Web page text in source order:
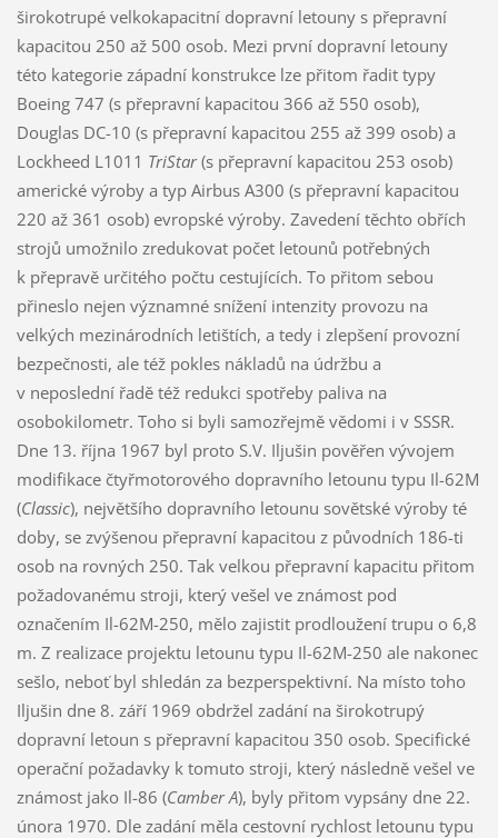
širokotrupé velkokapacitní dopravní letouny s přepravní
kapacitou 250 až 500 osob. Mezi první dopravní letouny
této kategorie západní konstrukce lze přitom řadit typy
Boeing 747 (s přepravní kapacitou 366 až 550 osob),
Douglas DC-10 (s přepravní kapacitou 255 až 399 osob) a
Lockheed L1011 TriStar(s přepravní kapacitou 253 osob)
americké výroby a typ Airbus A300 (s přepravní kapacitou
220 až 361 osob) evropské výroby. Zavedení těchto obřích
strojů umožnilo zredukovat počet letounů potřebných
k přepravě určitého počtu cestujících. To přitom sebou
přineslo nejen významné snížení intenzity provozu na
velkých mezinárodních letištích, a tedy i zlepšení provozní
bezpečnosti, ale též pokles nákladů na údržbu a
v neposlední řadě též redukci spotřeby paliva na
osobokilometr. Toho si byli samozřejmě vědomi i v SSSR.
Dne 13. října 1967 byl proto S.V. Iljušin pověřen vývojem
modifikace čtyřmotorového dopravního letounu typu Il-62M
(Classic), největšího dopravního letounu sovětské výroby té
doby, se zvýšenou přepravní kapacitou z původních 186-ti
osob na rovných 250. Tak velkou přepravní kapacitu přitom
požadovanému stroji, který vešel ve známost pod
označením Il-62M-250, mělo zajistit prodloužení trupu o 6,8
m. Z realizace projektu letounu typu Il-62M-250 ale nakonec
sešlo, neboť byl shledán za bezperspektivní. Na místo toho
Iljušin dne 8. září 1969 obdržel zadání na širokotrupý
dopravní letoun s přepravní kapacitou 350 osob. Specifické
operační požadavky k tomuto stroji, který následně vešel ve
známost jako Il-86 (Camber A), byly přitom vypsány dne 22.
února 1970. Dle zadání měla cestovní rychlost letounu typu